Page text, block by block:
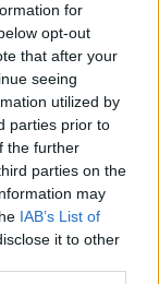
for
opt-out
that after your
seeing
utilized by
parties prior to
the further
parties on the
may
IAB’s List of
it to other
Cu